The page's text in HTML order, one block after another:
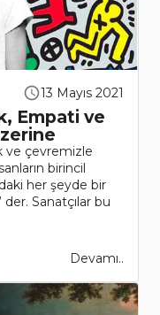
13 Mayıs 2021
Empati ve
ve çevremizle
birincil
her şeyde bir
Sanatçılar bu
Devamı..